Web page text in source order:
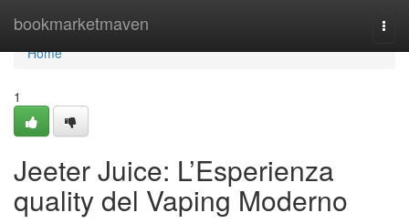
bookmarketmaven
Home
Home
1
Jeeter Juice: L’Esperienza
quality del Vaping Moderno